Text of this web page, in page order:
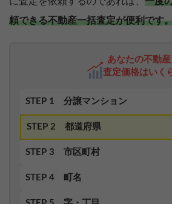
頼できる不動産一括査定が便利です
あなたの不動産
査定価格はいく
STEP 1 分譲マンション
STEP 2 都道府県
STEP 3 市区町村
STEP 4 町名